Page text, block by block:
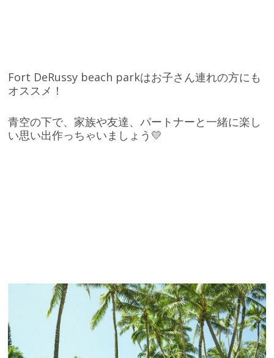
Fort DeRussy beach parkはお子さん連れの方にも
オススメ！
青空の下で、家族や友達、パートナーと一緒に楽し
い思い出作っちゃいましょう💛